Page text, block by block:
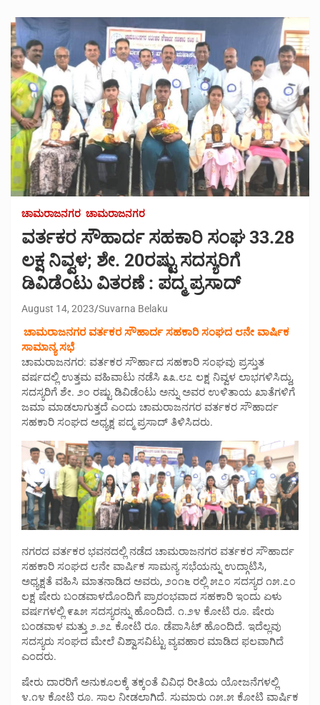
ಚಾಮರಾಜನಗರ ಚಾಮರಾಜನಗರ
ವರ್ತಕರ ಸೌಹಾರ್ದ ಸಹಕಾರಿ ಸಂಘ 33.28
ಲಕ್ಷ ನಿವ್ವಳ; ಶೇ. 20ರಷ್ಟು ಸದಸ್ಯರಿಗೆ
ಡಿವಿಡೆಂಟು ವಿತರಣೆ : ಪದ್ಮ ಪ್ರಸಾದ್
August 14, 2023 Suvarna Belaku
ಚಾಮರಾಜನಗರ ವರ್ತಕರ ಸೌಹಾರ್ದ ಸಹಕಾರಿ ಸಂಘದ ೮ನೇ ವಾರ್ಷಿಕ
ಸಾಮಾನ್ಯ ಸಭೆ
ಚಾಮರಾಜನಗರ: ವರ್ತಕರ ಸೌರ್ಹಾದ ಸಹಕಾರಿ ಸಂಘವು ಪ್ರಸ್ತುತ
ವರ್ಷದಲ್ಲಿ ಉತ್ತಮ ವಹಿವಾಟು ನಡೆಸಿ ೩೩.೮೭ ಲಕ್ಷ ನಿವ್ವಳ ಲಾಭಗಳಿಸಿದ್ದು,
ಸದಸ್ಯರಿಗೆ ಶೇ. ೨೦ ರಷ್ಟು ಡಿವಿಡೆಂಟು ಅನ್ನು ಅವರ ಉಳಿತಾಯ ಖಾತೆಗಳಿಗೆ
ಜಮಾ ಮಾಡಲಾಗುತ್ತದೆ ಎಂದು ಚಾಮರಾಜನಗರ ವರ್ತಕರ ಸೌಹಾರ್ದ
ಸಹಕಾರಿ ಸಂಘದ ಅಧ್ಯಕ್ಷ ಪದ್ಮ ಪ್ರಸಾದ್ ತಿಳಿಸಿದರು.
ನಗರದ ವರ್ತಕರ ಭವನದಲ್ಲಿ ನಡೆದ ಚಾಮರಾಜನಗರ ವರ್ತಕರ ಸೌಹಾರ್ದ
ಸಹಕಾರಿ ಸಂಘದ ೮ನೇ ವಾರ್ಷಿಕ ಸಾಮನ್ಯ ಸಭೆಯನ್ನು ಉದ್ಗಾಟಿಸಿ,
ಅಧ್ಯಕ್ಷತೆ ವಹಿಸಿ ಮಾತನಾಡಿದ ಅವರು, ೨೦೧೬ ರಲ್ಲಿ ೫೭೦ ಸದಸ್ಯರ ೧೫.೭೦
ಲಕ್ಷ ಷೇರು ಬಂಡವಾಳದೊಂದಿಗೆ ಪ್ರಾರಂಭವಾದ ಸಹಕಾರಿ ಇಂದು ಏಳು
ವರ್ಷಗಳಲ್ಲಿ ೯೩೫ ಸದಸ್ಯರನ್ನು ಹೊಂದಿದೆ. ೧.೨೪ ಕೋಟಿ ರೂ. ಷೇರು
ಬಂಡವಾಳ ಮತ್ತು ೨.೨೭ ಕೋಟಿ ರೂ. ಡೆಪಾಸಿಟ್ ಹೊಂದಿದೆ. ಇದೆಲ್ಲವು
ಸದಸ್ಯರು ಸಂಘದ ಮೇಲೆ ವಿಶ್ವಾಸವಿಟ್ಟು ವ್ಯವಹಾರ ಮಾಡಿದ ಫಲವಾಗಿದೆ
ಎಂದರು.
ಷೇರು ದಾರರಿಗೆ ಅನುಕೂಲಕ್ಕೆ ತಕ್ಕಂತೆ ವಿವಿಧ ರೀತಿಯ ಯೋಜನೆಗಳಲ್ಲಿ
೪.೧೪ ಕೋಟಿ ರೂ. ಸಾಲ ನೀಡಲಾಗಿದೆ. ಸುಮಾರು ೧೫.೫ ಕೋಟಿ ವಾರ್ಷಿಕ